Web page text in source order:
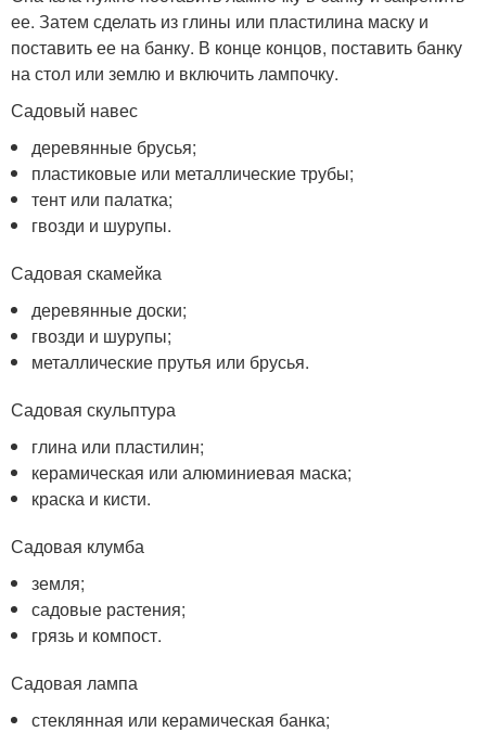
ее. Затем сделать из глины или пластилина маску и
поставить ее на банку. В конце концов, поставить банку
на стол или землю и включить лампочку.
Садовый навес
деревянные брусья;
пластиковые или металлические трубы;
тент или палатка;
гвозди и шурупы.
Садовая скамейка
деревянные доски;
гвозди и шурупы;
металлические прутья или брусья.
Садовая скульптура
глина или пластилин;
керамическая или алюминиевая маска;
краска и кисти.
Садовая клумба
земля;
садовые растения;
грязь и компост.
Садовая лампа
стеклянная или керамическая банка;